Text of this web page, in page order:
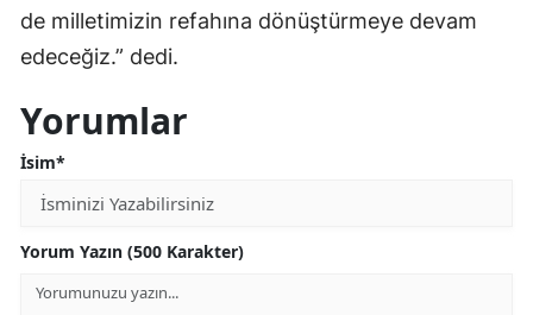
de milletimizin refahına dönüştürmeye devam
edeceğiz.” dedi.
Yorumlar
İsim*
Yorum Yazın (500 Karakter)